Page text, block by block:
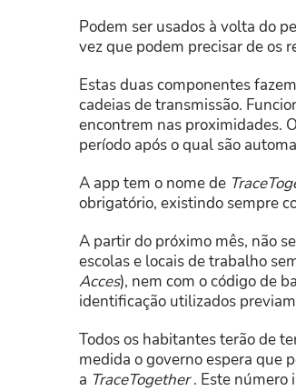
Podem ser usados à volta do
vez que podem precisar de os
Estas duas componentes
cadeias de transmissão.
encontrem nas proximidades.
período após o qual são
A app tem o nome de
obrigatório, existindo sempre
A partir do próximo mês, não
escolas e locais de trabalho
Acces), nem com o código de
identificação utilizados
Todos os habitantes terão de
medida o governo espera que
a TraceTogether. Este número